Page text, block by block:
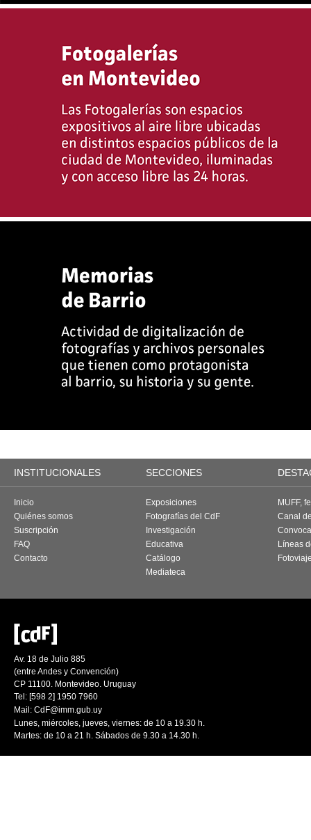
INSTITUCIONALES SECCIONES
Inicio
Quiénes somos
Suscripción
FAQ
Contacto
Exposiciones
Fotografías del CdF
Investigación
Educativa
Catálogo
Mediateca
MUFF,
Canal
Líneas
Av. 18 de Julio 885
(entre Andes y Convención)
CP 11100. Montevideo. Uruguay
Tel: [598 2] 1950 7960
Mail: CdF@imm.gub.uy
Lunes, miércoles, jueves, viernes: de 10 a 19.30 h.
Martes: de 10 a 21 h. Sábados de 9.30 a 14.30 h.